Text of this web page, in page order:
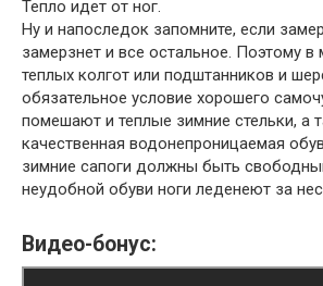
Тепло идет от ног.
Ну и напоследок запомните, если
замерзнет и все остальное. Поэтому
теплых колгот или подштанников и
обязательное условие хорошего
помешают и теплые зимние стельки, а
качественная водонепроницаемая
зимние сапоги должны быть
неудобной обуви ноги леденеют за
Видео-бонус: